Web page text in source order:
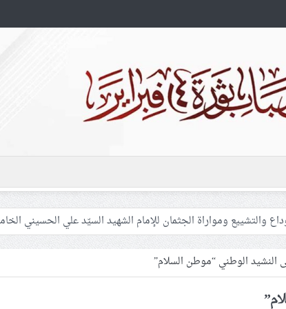
الأوضاع في غزّة لإشعال صراعات داخليّة تخدم الاحتلال
الأسيرات الفلسطينيّات بين القمع والإهمال الطبي
يدسّ عيونه بين المشاركين في مواكب العزاء ويعتقل العشرات من الشبّان
النشيد الوطني “موطن السلام”